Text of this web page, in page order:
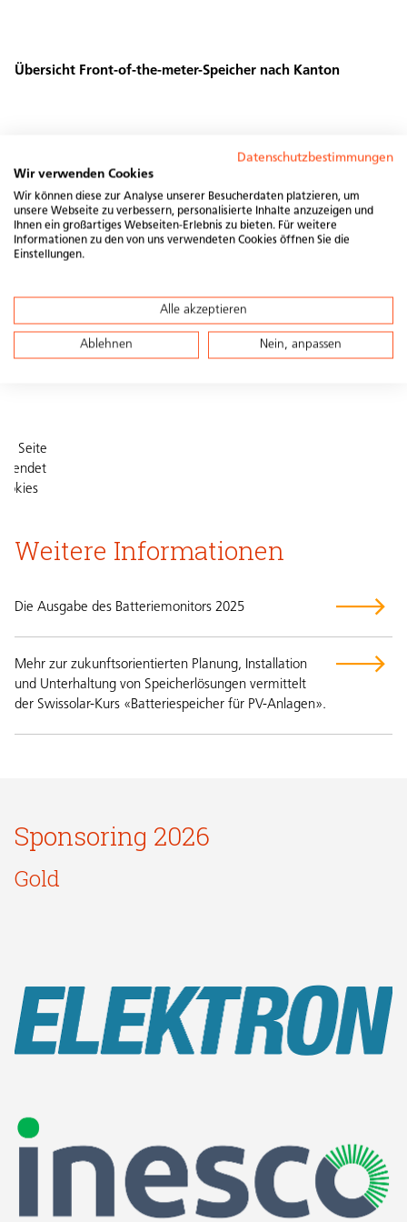
Übersicht Front-of-the-meter-Speicher nach Kanton
Seite
Weitere Informationen
Die Ausgabe des Batteriemonitors 2025
Mehr zur zukunftsorientierten Planung, Installation
und Unterhaltung von Speicherlösungen vermittelt
der Swissolar-Kurs «Batteriespeicher für PV-Anlagen».
Sponsoring 2026
Gold
Datenschutzbestimmungen
Wir verwenden Cookies
Wir können diese zur Analyse unserer Besucherdaten platzieren, um
unsere Webseite zu verbessern, personalisierte Inhalte anzuzeigen und
Ihnen ein großartiges Webseiten-Erlebnis zu bieten. Für weitere
Informationen zu den von uns verwendeten Cookies öffnen Sie die
Einstellungen.
Alle akzeptieren
Ablehnen Nein, anpassen